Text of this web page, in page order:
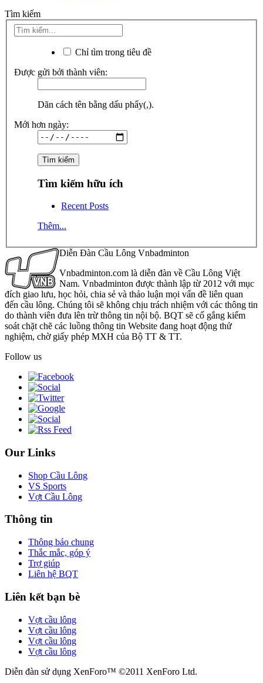
Tìm kiếm
Chỉ tìm trong tiêu đề
Được gửi bởi thành viên:
Dãn cách tên bằng dấu phẩy(,).
Mới hơn ngày:
Tìm kiếm hữu ích
Recent Posts
Thêm...
Diễn Đàn Cầu Lông Vnbadminton
Vnbadminton.com là diễn đàn về Cầu Lông Việt
Nam. Vnbadminton được thành lập từ 2012 với mục
đích giao lưu, học hỏi, chia sẻ và thảo luận mọi vấn đề liên quan
đến cầu lông. Chúng tôi sẽ không chịu trách nhiệm với các thông tin
do thành viên đưa lên trừ thông tin nội bộ. BQT sẽ cố gắng kiểm
soát chặt chẽ các luồng thông tin Website đang hoạt động thử
nghiệm, chờ giấy phép MXH của Bộ TT & TT.
Follow us
Our Links
Shop Cầu Lông
VS Sports
Vợt Cầu Lông
Thông tin
Thông báo chung
Thắc mắc, góp ý
Trợ giúp
Liên hệ BQT
Liên kết bạn bè
Vợt cầu lông
Vợt cầu lông
Vợt cầu lông
Vợt cầu lông
Diễn đàn sử dụng XenForo™ ©2011 XenForo Ltd.